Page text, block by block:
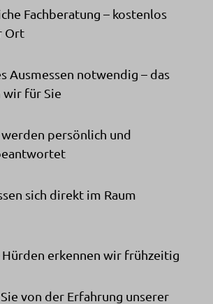
Fachberatung – kostenlos
Ort
Ausmessen notwendig – das
wir für Sie
werden persönlich und
sich direkt im Raum
Hürden erkennen wir frühzeitig
von der Erfahrung unserer